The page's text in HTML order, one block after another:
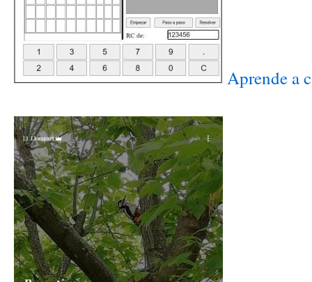
Aprende a